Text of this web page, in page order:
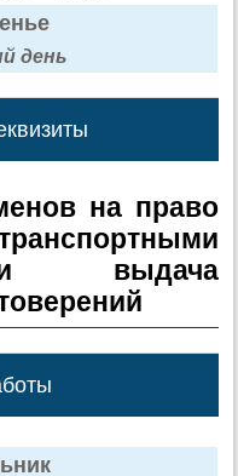
день
на право
и выдача